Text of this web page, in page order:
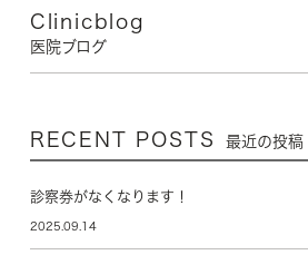
Clinicblog
医院ブログ
RECENT POSTS 最近の投稿
診察券がなくなります！
2025.09.14